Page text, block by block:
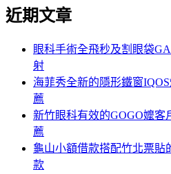
章:
關
近期文章
眼科手術全飛秒及割眼袋
射
海菲秀全新的隱形鐵窗
薦
新竹眼科有效的GOGO嬤客
薦
龜山小額借款搭配竹北票貼
款